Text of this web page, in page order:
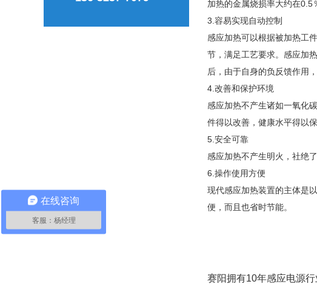
加热的金属烧损率大约在0.5
3.容易实现自动控制
感应加热可以根据被加热工
节，满足工艺要求。感应加
后，由于自身的负反馈作用
4.改善和保护环境
感应加热不产生诸如一氧化
件得以改善，健康水平得以保
5.安全可靠
感应加热不产生明火，社绝
6.操作使用方便
现代感应加热装置的主体是
便，而且也省时节能。
赛阳拥有10年感应电源
在线咨询
客服：杨经理